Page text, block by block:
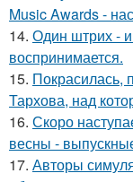
Music Awards -
14. Один штрих -
воспринимается.
15. Покрасилась,
Тархова, над
16. Скоро
весны -
17. Авторы